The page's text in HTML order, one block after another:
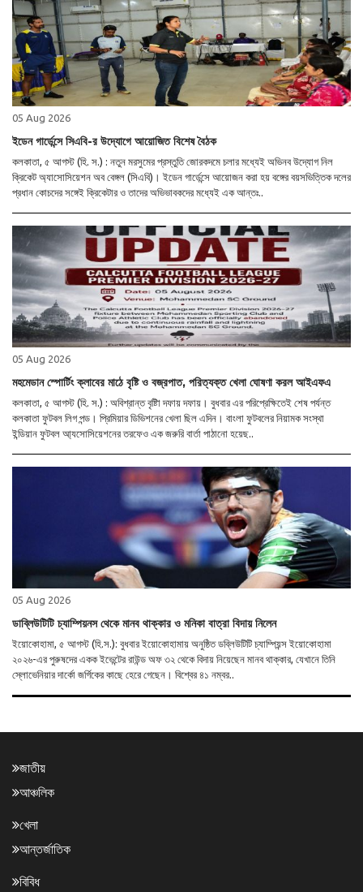
05 Aug 2026
ইডেন গার্ডেন্সে সিএবি-র উদ্যোগে আয়োজিত বিশেষ বৈঠক
কলকাতা, ৫ আগস্ট (হি. স.) : নতুন মরসুমের প্রস্তুতি জোরকদমে চলার মধ্যেই অভিনব উদ্যোগ নিল
ক্রিকেট অ্যাসোসিয়েশন অব বেঙ্গল (সিএবি)। ইডেন গার্ডেন্সে আয়োজন করা হয় বঙ্গের বয়সভিত্তিক দলের
প্রধান কোচদের সঙ্গেই ক্রিকেটার ও তাদের অভিভাবকদের মধ্যেই এক আন্তঃ..
05 Aug 2026
মহমেডান স্পোর্টিং ক্লাবের মাঠে বৃষ্টি ও বজ্রপাত, পরিত্যক্ত খেলা ঘোষণা করল আইএফএ
কলকাতা, ৫ আগস্ট (হি. স.) : অবিশ্রান্ত বৃষ্টিা দফায় দফায়। বুধবার এর পরিপ্রেক্ষিতেই শেষ পর্যন্ত
কলকাতা ফুটবল লিগ পন্ড। প্রিমিয়ার ডিভিশনের খেলা ছিল এদিন। বাংলা ফুটবলের নিয়ামক সংস্থা
ইন্ডিয়ান ফুটবল আ্যসোসিয়েশনের তরফেও এক জরুরি বার্তা পাঠানো হয়েছ..
05 Aug 2026
ডাব্লিউটিটি চ্যাম্পিয়নস থেকে মানব থাক্কার ও মনিকা বাত্রা বিদায় নিলেন
ইয়োকোহামা, ৫ আগস্ট (হি.স.): বুধবার ইয়োকোহামায় অনুষ্ঠিত ডব্লিউটিটি চ্যাম্পিয়ন্স ইয়োকোহামা
২০২৬-এর পুরুষদের একক ইভেন্টের রাউন্ড অফ ৩২ থেকে বিদায় নিয়েছেন মানব থাক্কার, যেখানে তিনি
স্লোভেনিয়ার দার্কো জর্গিকের কাছে হেরে গেছেন। বিশ্বের ৪১ নম্বর..
জাতীয়
আঞ্চলিক
খেলা
আন্তর্জাতিক
বিবিধ